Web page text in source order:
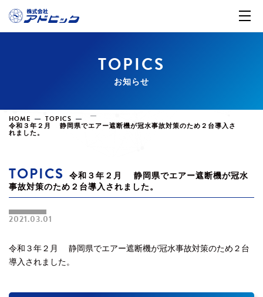
TOPICS
お知らせ
HOME TOPICS
令和３年２月 静岡県でエアー遮断機が冠水事故対策のため２台導入さ
れました。
TOPICS
令和３年２月 静岡県でエアー遮断機が冠水
事故対策のため２台導入されました。
2021.03.01
令和３年２月 静岡県でエアー遮断機が冠水事故対策のため２台
導入されました。